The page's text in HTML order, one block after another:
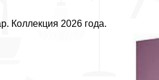
Коллекция 2026 года.